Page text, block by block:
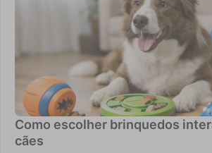
Como escolher brinquedos
cães